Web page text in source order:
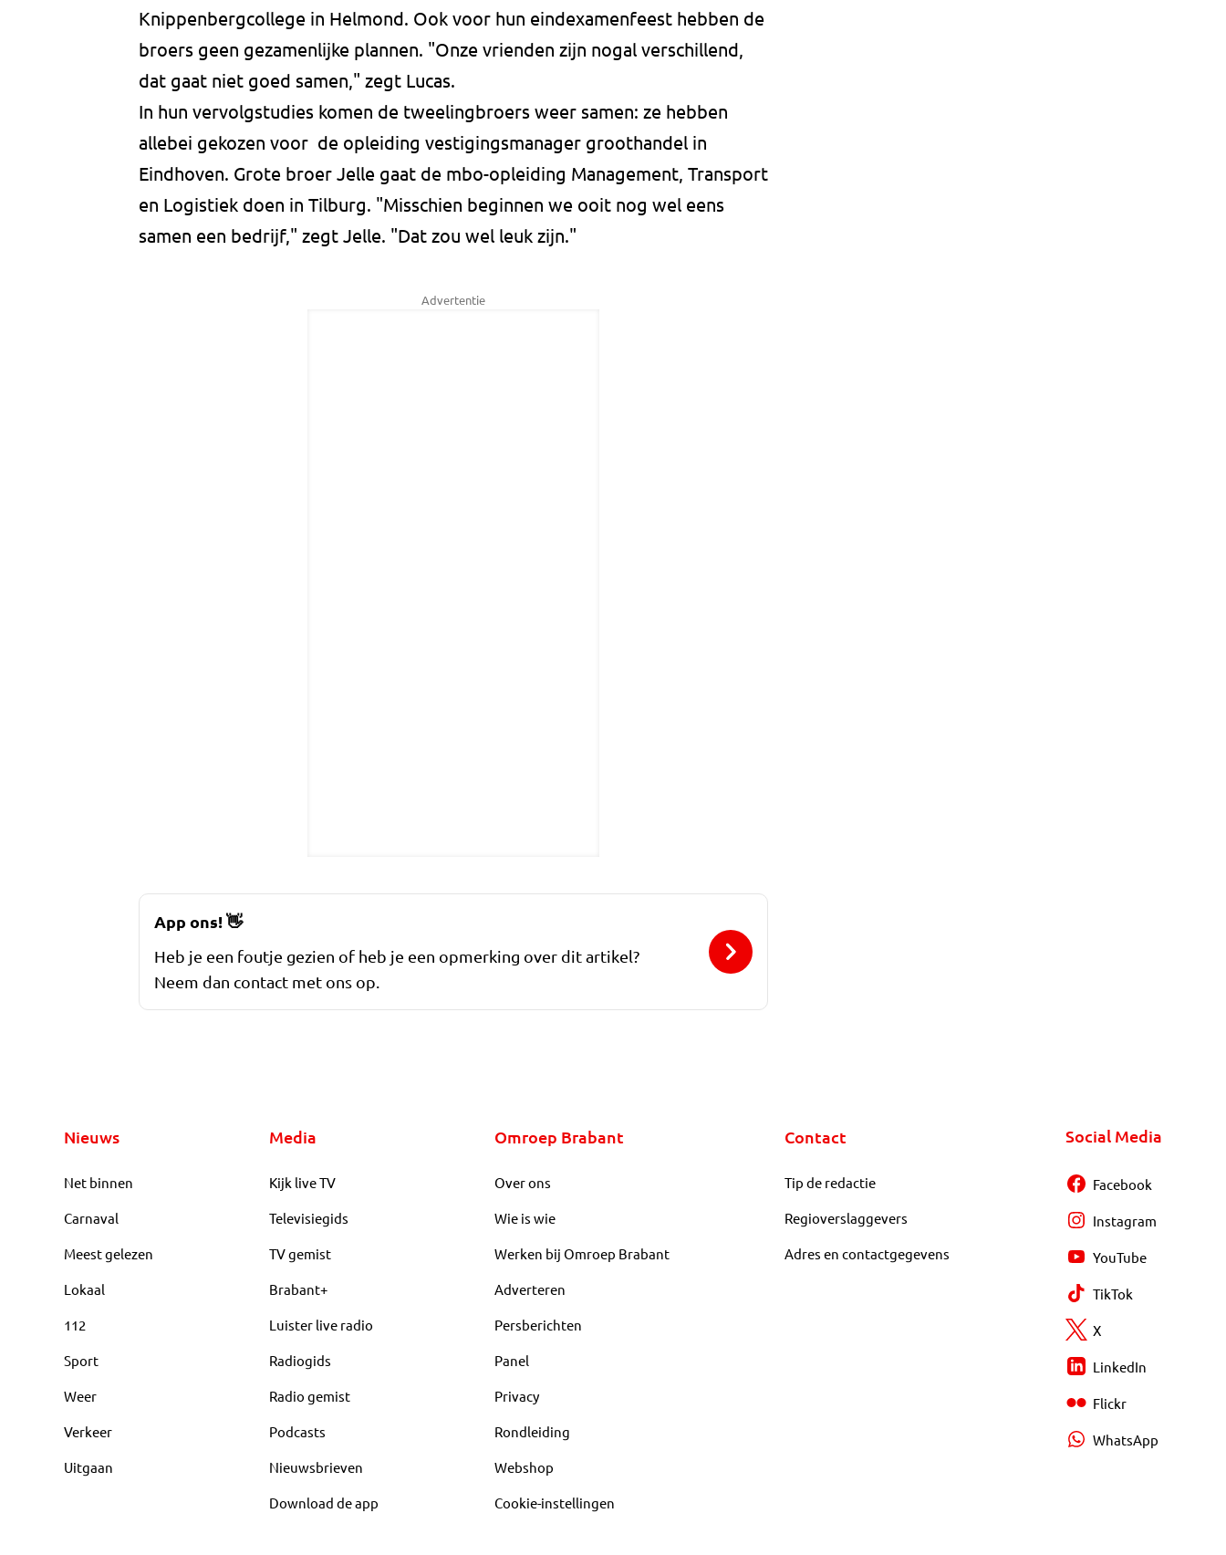
Knippenbergcollege in Helmond. Ook voor hun eindexamenfeest hebben de
broers geen gezamenlijke plannen. "Onze vrienden zijn nogal verschillend,
dat gaat niet goed samen," zegt Lucas.
In hun vervolgstudies komen de tweelingbroers weer samen: ze hebben
allebei gekozen voor de opleiding vestigingsmanager groothandel in
Eindhoven. Grote broer Jelle gaat de mbo-opleiding Management, Transport
en Logistiek doen in Tilburg. "Misschien beginnen we ooit nog wel eens
samen een bedrijf," zegt Jelle. "Dat zou wel leuk zijn."
Advertentie
App ons!👋
Heb je een foutje gezien of heb je een opmerking over dit artikel?
Neem dan contact met ons op.
Nieuws
Net binnen
Carnaval
Meest gelezen
Lokaal
112
Sport
Weer
Verkeer
Uitgaan
Media
Kijk live TV
Televisiegids
TV gemist
Brabant+
Luister live radio
Radiogids
Radio gemist
Podcasts
Nieuwsbrieven
Download de app
Omroep Brabant
Over ons
Wie is wie
Werken bij Omroep Brabant
Adverteren
Persberichten
Panel
Privacy
Rondleiding
Webshop
Cookie-instellingen
Contact
Tip de redactie
Regioverslaggevers
Adres en contactgegevens
Social Media
Facebook
Instagram
YouTube
TikTok
X
LinkedIn
Flickr
WhatsApp